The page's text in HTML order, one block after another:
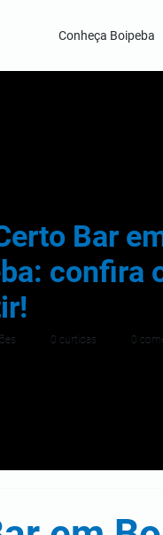
Conheça Boipeba
0 curtidas 0
Bar
confira